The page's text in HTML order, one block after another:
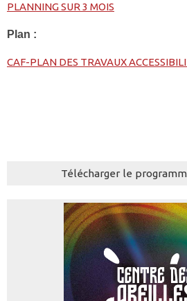
PLANNING SUR 3 MOIS
Plan :
CAF-PLAN DES TRAVAUX
Télécharger le